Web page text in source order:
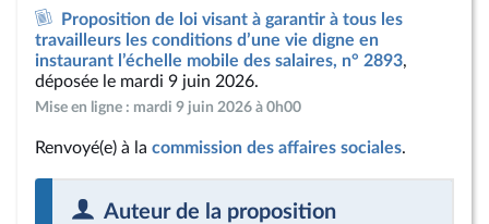
Proposition de loi visant à garantir à tous les
travailleurs les conditions d’une vie digne en
instaurant l’échelle mobile des salaires, n° 2893,
déposée le mardi 9 juin 2026.
Mise en ligne : mardi 9 juin 2026 à 0h00
Renvoyé(e) à la commission des affaires sociales.
Auteur de la proposition